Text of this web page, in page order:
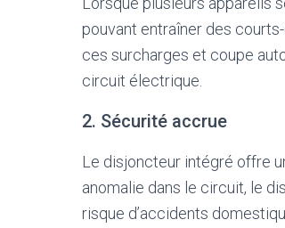
pouvant entraîner des
ces surcharges et coupe
circuit électrique.
2. Sécurité accrue
Le disjoncteur intégré offre
anomalie dans le circuit, le
risque d’accidents